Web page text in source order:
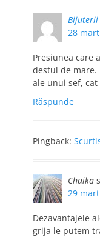
Bijuterii
28
Presiunea care
destul de mare.
ale unui sef,
Răspunde
Pingback:
Chaika
29
Dezavantajele
grija le putem